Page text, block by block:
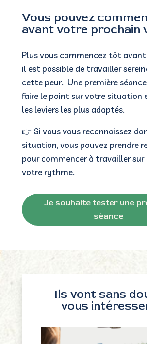
Vous pouvez
avant votre prochain
Plus vous commencez tôt
il est possible de travailler
cette peur. Une première
faire le point sur votre situation
les leviers les plus adaptés.
👉 Si vous vous reconnaissez
situation, vous pouvez prendre
pour commencer à travailler sur
votre rythme.
Je souhaite tester une
séance
Ils vont sans
vous